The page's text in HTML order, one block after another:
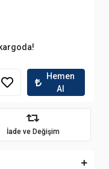
Hemen
Al
İade ve Değişim